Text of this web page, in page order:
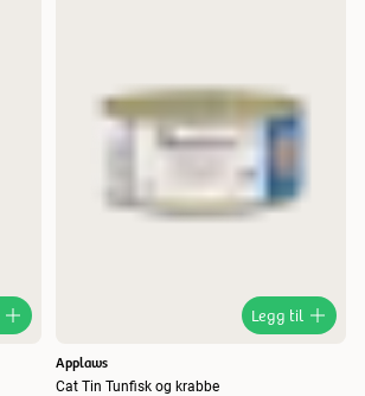
Legg til
Applaws
Cat Tin Tunfisk og krabbe